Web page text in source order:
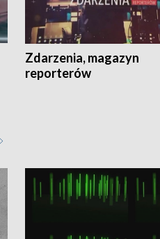
Zdarzenia, magazyn
reporterów